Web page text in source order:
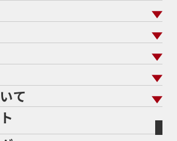
ロ72PS750750cc75th
80s80万以下
80万円以下82185馬力883
899 Panigale8月8月11日
たい
110ADVADV150
走行距離から探す
中古車から探す
ツ
よくあるご質問
バイク買取強化車両
プロテクションフィルム
て
ップ